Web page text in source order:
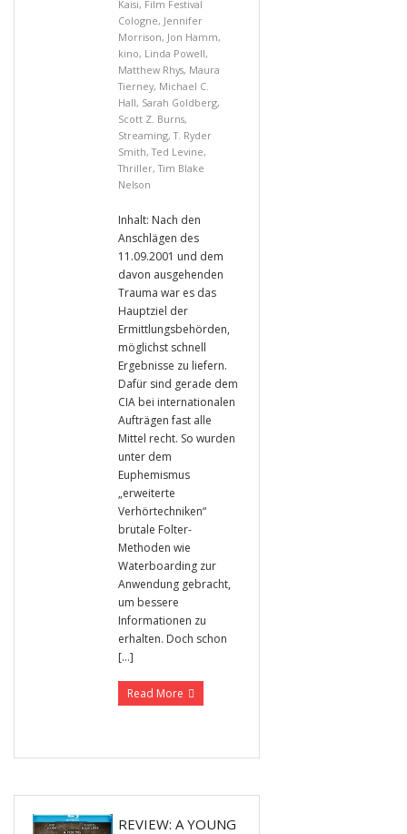
Kaisi, Film Festival
Cologne, Jennifer
Morrison, Jon Hamm,
kino, Linda Powell,
Matthew Rhys, Maura
Tierney, Michael C.
Hall, Sarah Goldberg,
Scott Z. Burns,
Streaming,T. Ryder
Smith,Ted Levine,
Thriller,Tim Blake
Nelson
Inhalt: Nach den
Anschlägen des
11.09.2001 und dem
davon ausgehenden
Trauma war es das
Hauptziel der
Ermittlungsbehörden,
möglichst schnell
Ergebnisse zu liefern.
Dafür sind gerade dem
CIA bei internationalen
Aufträgen fast alle
Mittel recht. So wurden
unter dem
Euphemismus
„erweiterte
Verhörtechniken“
brutale Folter-
Methoden wie
Waterboarding zur
Anwendung gebracht,
um bessere
Informationen zu
erhalten. Doch schon
[…]
Read More
REVIEW: A YOUNG